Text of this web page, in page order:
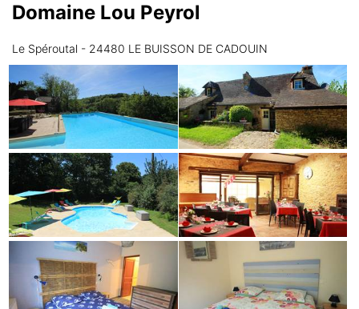
Samedi
non disponible
Domaine Lou Peyrol
Le Spéroutal - 24480 LE BUISSON DE CADOUIN